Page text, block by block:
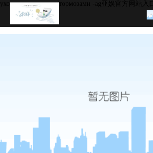
yход за интерьером/тормозами -ag亚娱官方网站入口
свяжитесь